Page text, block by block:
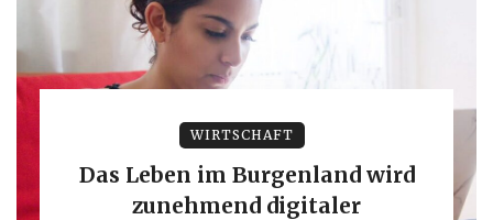
WIRTSCHAFT
Das Leben im Burgenland wird
zunehmend digitaler